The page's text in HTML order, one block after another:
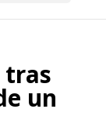
tras
un